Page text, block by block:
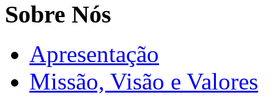
Sobre Nós
Apresentação
Missão, Visão e Valores